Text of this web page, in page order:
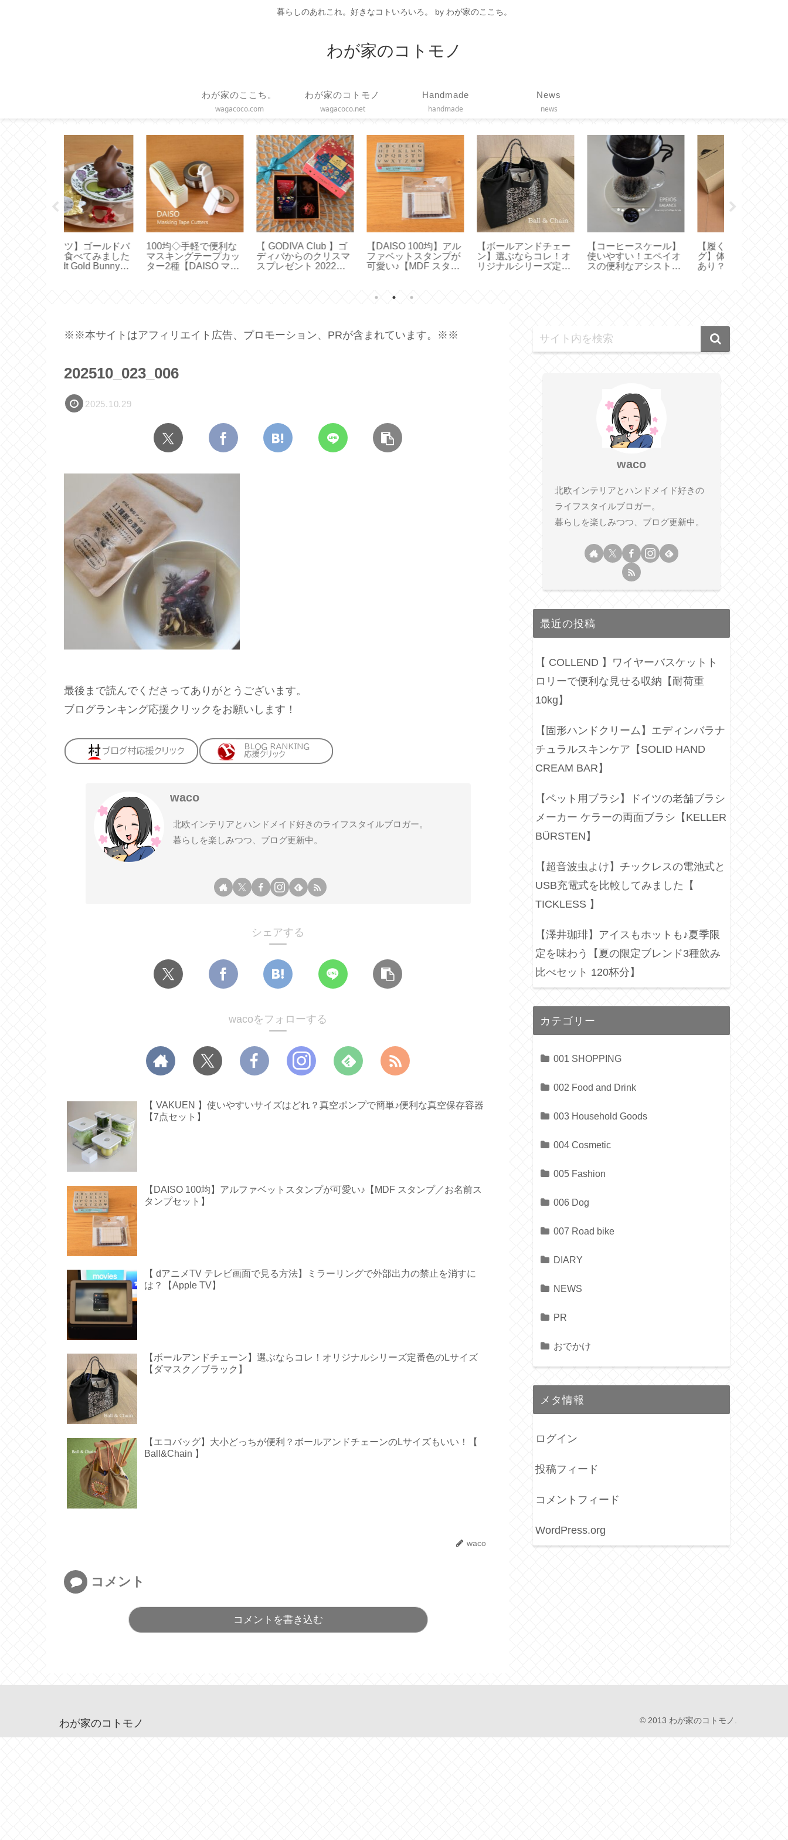
暮らしのあれこれ。好きなコトいろいろ。 by わが家のここち。
わが家のコトモノ
わが家のここち。
wagacoco.com
わが家のコトモノ
wagacoco.net
Handmade
handmade
News
news
【履くだけトレーニン
グ】体幹を鍛える効果
あり？スリエット外履
【Sliet】これ正解！お
すすめは無理なく履け
るスリエット【体幹を
【 VAKUEN 】使いや
すいサイズはどれ？真
空ポンプで簡単♪便利
【チェアシート】正し
い姿勢で疲れ軽減！ド
イツ生まれのコンフォ
【リンツ】アウトレッ
ト限定割引率の量り売
りとお得な50% OFF
【 COLLEND 】ワイヤ
ーバスケットトロリー
で便利な見せる収納
※※本サイトはアフィリエイト広告、プロモーション、PRが含まれています。※※
202510_023_006
2025.10.29
最後まで読んでくださってありがとうございます。
ブログランキング応援クリックをお願いします！
waco
北欧インテリアとハンドメイド好きのライフスタイルブロガー。
暮らしを楽しみつつ、ブログ更新中。
シェアする
wacoをフォローする
【 VAKUEN 】使いやすいサイズはどれ？真空ポンプで簡単♪便利な真空保存容器
【7点セット】
【DAISO 100均】アルファベットスタンプが可愛い♪【MDF スタンプ／お名前ス
タンプセット】
【 dアニメTV テレビ画面で見る方法】ミラーリングで外部出力の禁止を消すに
は？【Apple TV】
【ボールアンドチェーン】選ぶならコレ！オリジナルシリーズ定番色のLサイズ
【ダマスク／ブラック】
【エコバッグ】大小どっちが便利？ボールアンドチェーンのLサイズもいい！【
Ball&Chain 】
waco
コメント
コメントを書き込む
waco
北欧インテリアとハンドメイド好きの
ライフスタイルブロガー。
暮らしを楽しみつつ、ブログ更新中。
最近の投稿
【 COLLEND 】ワイヤーバスケットト
ロリーで便利な見せる収納【耐荷重
10kg】
【固形ハンドクリーム】エディンバラナ
チュラルスキンケア【SOLID HAND
CREAM BAR】
【ペット用ブラシ】ドイツの老舗ブラシ
メーカー ケラーの両面ブラシ【KELLER
BÜRSTEN】
【超音波虫よけ】チックレスの電池式と
USB充電式を比較してみました【
TICKLESS 】
【澤井珈琲】アイスもホットも♪夏季限
定を味わう【夏の限定ブレンド3種飲み
比べセット 120杯分】
カテゴリー
001 SHOPPING
002 Food and Drink
003 Household Goods
004 Cosmetic
005 Fashion
006 Dog
007 Road bike
DIARY
NEWS
PR
おでかけ
メタ情報
ログイン
投稿フィード
コメントフィード
WordPress.org
わが家のコトモノ © 2013 わが家のコトモノ.